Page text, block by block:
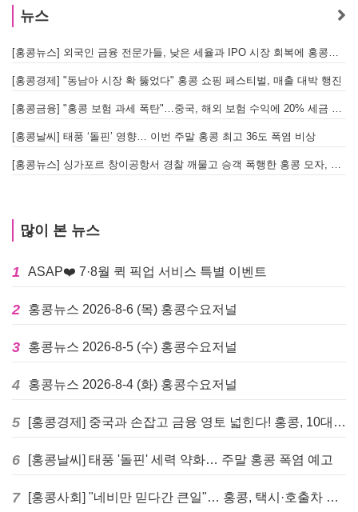
뉴스
[홍콩뉴스] 외국인 금융 전문가들, 낮은 세율과 IPO 시장 회복에 홍콩으로 '대거 복귀'
[홍콩경제] "동남아 시장 확 뚫었다" 홍콩 쇼핑 페스티벌, 매출 대박 행진
[홍콩금융] "홍콩 보험 과세 폭탄"…중국, 해외 보험 수익에 20% 세금 부과로 관련주 급락
[홍콩날씨] 태풍 ‘돌핀’ 영향… 이번 주말 홍콩 최고 36도 폭염 비상
[홍콩뉴스] 싱가포르 창이공항서 경찰 깨물고 승객 폭행한 홍콩 모자, 결국 감옥행
많이 본 뉴스
1 ASAP❤️ 7·8월 퀵 픽업 서비스 특별 이벤트
2 홍콩뉴스 2026-8-6 (목) 홍콩수요저널
3 홍콩뉴스 2026-8-5 (수) 홍콩수요저널
4 홍콩뉴스 2026-8-4 (화) 홍콩수요저널
5 [홍콩경제] 중국과 손잡고 금융 영토 넓힌다! 홍콩, 10대 신규 정책 발표
6 [홍콩날씨] 태풍 '돌핀' 세력 약화… 주말 홍콩 폭염 예고
7 [홍콩사회] "네비만 믿다간 큰일"… 홍콩, 택시·호출차 통합 시험 도입하며 규제 본격화